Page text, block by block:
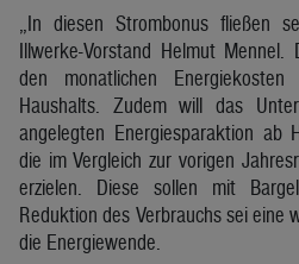
„In diesen Strombonus fließen
Illwerke-Vorstand Helmut
den monatlichen Energiekosten
Haushalts. Zudem will das
angelegten Energiesparaktion ab
die im Vergleich zur vorigen
erzielen. Diese sollen mit
Reduktion des Verbrauchs sei eine
die Energiewende.